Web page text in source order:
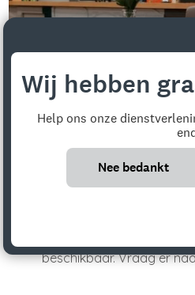
beschikbaar. Vraag er
Wij hebben
Help ons onze
Nee bedankt